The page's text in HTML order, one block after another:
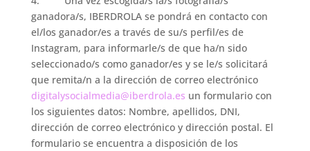
ganadora/s, IBERDROLA se pondrá en contacto con
el/los ganador/es a través de su/s perfil/es de
Instagram, para informarle/s de que ha/n sido
seleccionado/s como ganador/es y se le/s solicitará
que remita/n a la dirección de correo electrónico
digitalysocialmedia@iberdrola.es un formulario con
los siguientes datos: Nombre, apellidos, DNI,
dirección de correo electrónico y dirección postal. El
formulario se encuentra a disposición de los